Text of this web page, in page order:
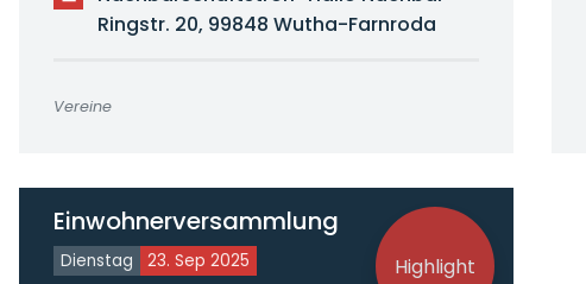
Ringstr. 20, 99848 Wutha-Farnroda
Vereine
Highlight
Einwohnerversammlung
Dienstag 23. Sep 2025